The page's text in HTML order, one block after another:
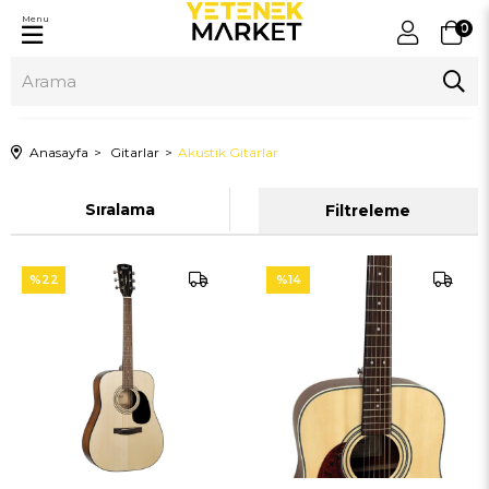
0
Menu
Anasayfa Gitarlar Akustik Gitarlar
Filtreleme
Sıralama
%22 %14